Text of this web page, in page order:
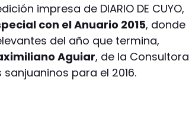
impresa de DIARIO DE CUYO,
con el Anuario 2015, donde
del año que termina,
Aguiar, de la Consultora
para el 2016.